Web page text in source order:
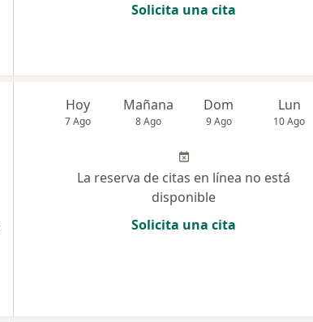
Solicita una cita
Hoy
7 Ago
Mañana
8 Ago
Dom
9 Ago
Lun
10 Ago
La reserva de citas en línea no está
disponible
Solicita una cita